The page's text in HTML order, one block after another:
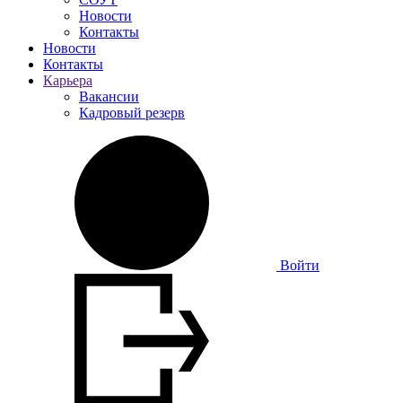
Новости
Контакты
Новости
Контакты
Карьера
Вакансии
Кадровый резерв
Войти